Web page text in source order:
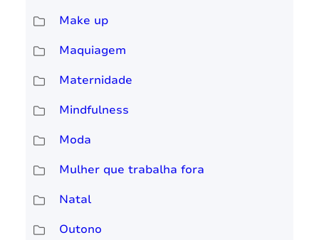
Make up
Maquiagem
Maternidade
Mindfulness
Moda
Mulher que trabalha fora
Natal
Outono